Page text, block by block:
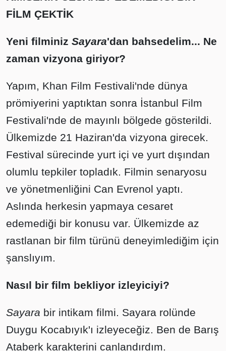
FİLM ÇEKTİK
Yeni filminiz Sayara'dan bahsedelim... Ne
zaman vizyona giriyor?
Yapım, Khan Film Festivali'nde dünya
prömiyerini yaptıktan sonra İstanbul Film
Festivali'nde de mayınlı bölgede gösterildi.
Ülkemizde 21 Haziran'da vizyona girecek.
Festival sürecinde yurt içi ve yurt dışından
olumlu tepkiler topladık. Filmin senaryosu
ve yönetmenliğini Can Evrenol yaptı.
Aslında herkesin yapmaya cesaret
edemediği bir konusu var. Ülkemizde az
rastlanan bir film türünü deneyimlediğim için
şanslıyım.
Nasıl bir film bekliyor izleyiciyi?
Sayara bir intikam filmi. Sayara rolünde
Duygu Kocabıyık'ı izleyeceğiz. Ben de Barış
Ataberk karakterini canlandırdım.